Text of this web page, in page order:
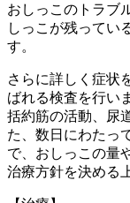
おしっこのトラブ
しっこが残ってい
す。
さらに詳しく症状
ばれる検査を行い
括約筋の活動、尿
た、数日にわたっ
で、おしっこの量
治療方針を決める